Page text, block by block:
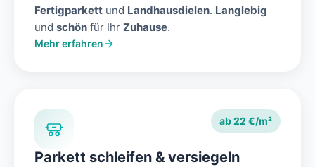
Fertigparkett und Landhausdielen. Langlebig
und schön für Ihr Zuhause.
Mehr erfahren
ab 22 €/m²
Parkett schleifen & versiegeln